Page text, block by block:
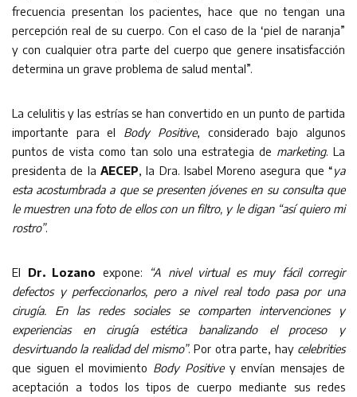
frecuencia presentan los pacientes, hace que no tengan una
percepción real de su cuerpo. Con el caso de la ‘piel de naranja”
y con cualquier otra parte del cuerpo que genere insatisfacción
determina un grave problema de salud mental”.
La celulitis y las estrías se han convertido en un punto de partida
importante para el Body Positive, considerado bajo algunos
puntos de vista como tan solo una estrategia de marketing. La
presidenta de la AECEP, la Dra. Isabel Moreno asegura que “ya
esta acostumbrada a que se presenten jóvenes en su consulta que
le muestren una foto de ellos con un filtro, y le digan “así quiero mi
rostro”.
El Dr. Lozano expone:
“A nivel virtual es muy fácil corregir
defectos y perfeccionarlos, pero a nivel real todo pasa por una
cirugía. En las redes sociales se comparten intervenciones y
experiencias en cirugía estética banalizando el proceso y
desvirtuando la realidad del mismo”. Por otra parte, hay celebrities
que siguen el movimiento Body Positivey envían mensajes de
aceptación a todos los tipos de cuerpo mediante sus redes